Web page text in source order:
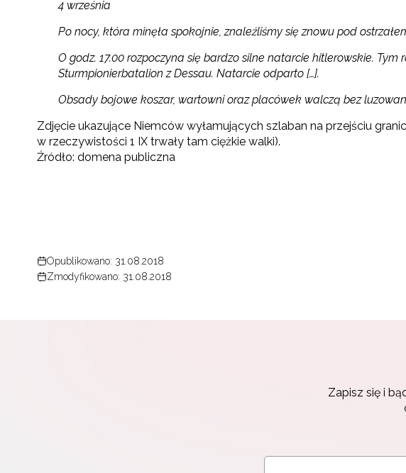
4 września
Po nocy, która minęła spokojnie, znaleźliśmy się znowu pod
O godz. 17.00 rozpoczyna się bardzo silne natarcie hitlerowskie.
Sturmpionierbatalion z Dessau. Natarcie odparto […].
Obsady bojowe koszar, wartowni oraz placówek walczą bez
Zdjęcie ukazujące Niemców wyłamujących szlaban na przejściu
w rzeczywistości 1 IX trwały tam ciężkie walki).
Źródło: domena publiczna
Opublikowano: 31.08.2018
Zmodyfikowano: 31.08.2018
Zapisz się i